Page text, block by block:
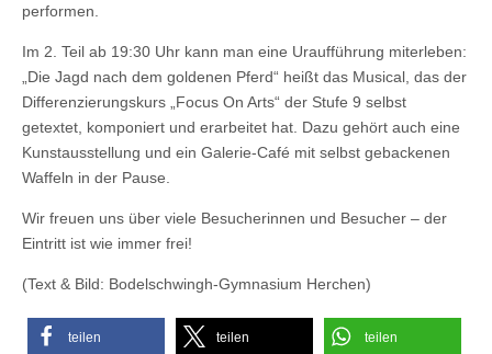
performen.
Im 2. Teil ab 19:30 Uhr kann man eine Uraufführung miterleben:
„Die Jagd nach dem goldenen Pferd“ heißt das Musical, das der
Differenzierungskurs „Focus On Arts“ der Stufe 9 selbst
getextet, komponiert und erarbeitet hat. Dazu gehört auch eine
Kunstausstellung und ein Galerie-Café mit selbst gebackenen
Waffeln in der Pause.
Wir freuen uns über viele Besucherinnen und Besucher – der
Eintritt ist wie immer frei!
(Text & Bild: Bodelschwingh-Gymnasium Herchen)
teilen teilen teilen